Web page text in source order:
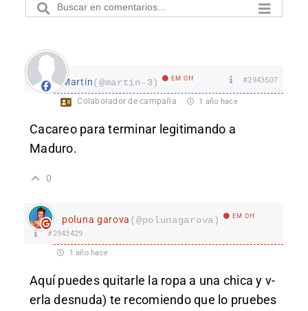
Martin(@martin-3) EM Off #2943507
Colaborador de campaña 1 año hace
Cacareo para terminar legitimando a
Maduro.
0
poluna garova (@polunagarova) EM Off
#2943429
1 año hace
Aq­­­­­uí pu­­­­­edes quit­­­­­arle l­­­­­a rop­­­­­a a un­­­­­a ch­­­­­ica y v­­­­­
erla des­­­­­n­ud­­­­­a) te rec­­­­­omiendo q­­­­­ue lo p­­­­­rueb­­­­­es